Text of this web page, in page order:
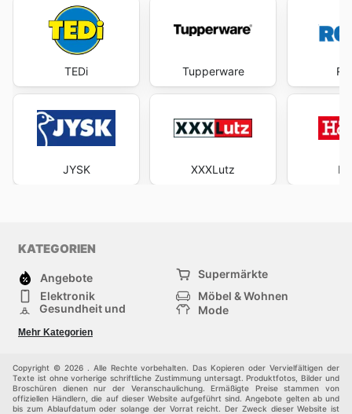
TEDi
JYSK
Tupperware
XXXLutz
KATEGORIEN
Angebote
Supermärkte
Elektronik
Möbel & Wohnen
Gesundheit und
Mode
Sportartikel und
Sportbekleidung
Einkaufzentren
Andere
Mehr Kategorien
Copyright © 2026 . Alle Rechte vorbehalten. Das Kopieren oder Vervielfältigen der
Texte ist ohne vorherige schriftliche Zustimmung untersagt. Produktfotos, Bilder und
Broschüren dienen nur der Veranschaulichung. Ermäßigte Preise stammen von
offiziellen Händlern, die auf dieser Website aufgeführt sind. Angebote gelten ab und
bis zum Ablaufdatum oder solange der Vorrat reicht. Der Zweck dieser Website ist